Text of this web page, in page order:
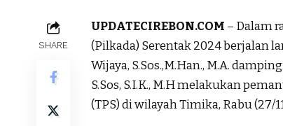
SHARE
UPDATECIREBON.COM – Dalam
(Pilkada) Serentak 2024 berjalan
Wijaya, S.Sos.,M.Han., M.A.
S.Sos, S.I.K., M.H melakukan
(TPS) di wilayah Timika, Rabu (27/